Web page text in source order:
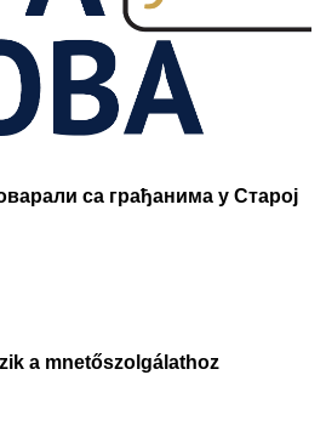
са грађанима у Старој
a mnetőszolgálathoz